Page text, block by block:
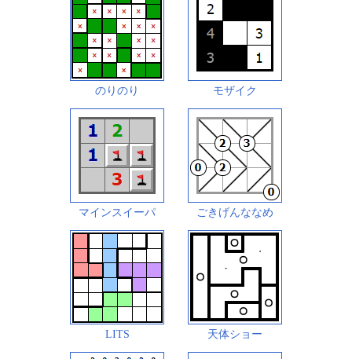
のりのり モザイク
マインスイーパ ごきげんななめ
LITS 天体ショー